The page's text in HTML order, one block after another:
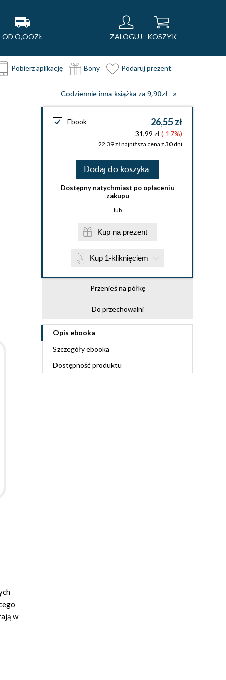
OD O,OOZŁ ZALOGUJ KOSZYK
Pobierz aplikację Bony Podaruj prezent
Codziennie inna książka za 9,90zł
Ebook 26,55 zł
31,99 zł(-17%)
22,39 zł najniższa cena z 30 dni
Dodaj do koszyka
Dostępny natychmiast po opłaceniu
zakupu
lub
Kup na prezent
Kup 1-kliknięciem
Przenieś na półkę
Do przechowalni
Opis ebooka
Szczegółyebooka
Dostępność produktu
w